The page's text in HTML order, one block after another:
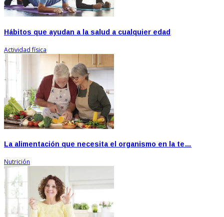
Hábitos que ayudan a la salud a cualquier edad
Actividad física
La alimentación que necesita el organismo en la te…
Nutrición